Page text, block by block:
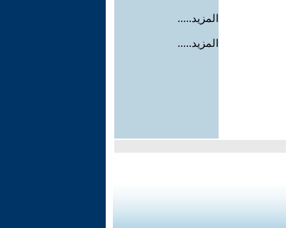
المزيد.....
المزيد.....